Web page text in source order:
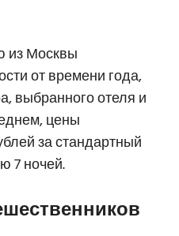
из Москвы
от времени года,
выбранного отеля и
цены
за стандартный
7 ночей.